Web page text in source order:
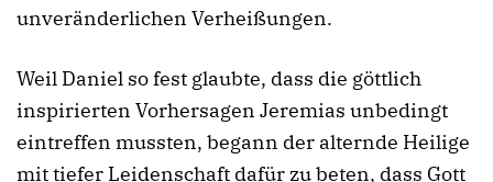
unveränderlichen Verheißungen.
Weil Daniel so fest glaubte, dass die göttlich
inspirierten Vorhersagen Jeremias unbedingt
eintreffen mussten, begann der alternde Heilige
mit tiefer Leidenschaft dafür zu beten, dass Gott